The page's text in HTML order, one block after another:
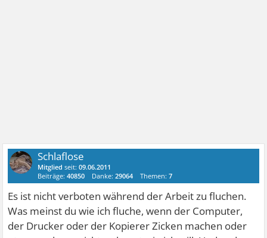
Schlaflose
Mitglied seit:09.06.2011
Beiträge:40850 Danke:29064 Themen:7
Es ist nicht verboten während der Arbeit zu fluchen.
Was meinst du wie ich fluche, wenn der Computer,
der Drucker oder der Kopierer Zicken machen oder